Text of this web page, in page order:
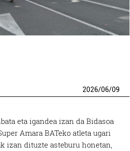
2026/06/09
eta igandea izan da Bidasoa
Amara BATeko atleta ugari
izan dituzte asteburu honetan,